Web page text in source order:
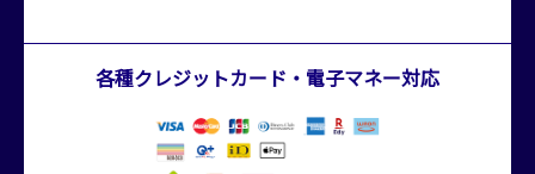
各種クレジットカード・電子マネー対応